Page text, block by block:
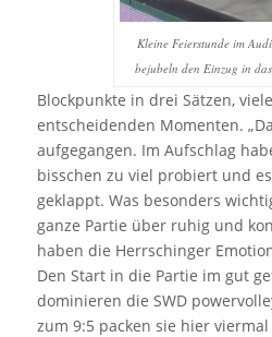
Kleine Feierstunde im
bejubeln den Einzug in
Blockpunkte in drei Sätzen,
entscheidenden Momenten.
aufgegangen. Im Aufschlag
bisschen zu viel probiert und
geklappt. Was besonders
ganze Partie über ruhig und
haben die Herrschinger
Den Start in die Partie im gut
dominieren die SWD
zum 9:5 packen sie hier